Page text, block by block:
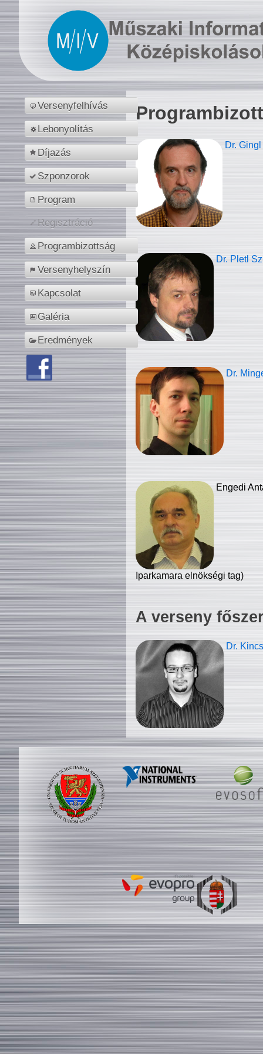
Versenyfelhívás
Lebonyolítás
Díjazás
Szponzorok
Program
Regisztráció
Programbizottság
Versenyhelyszín
Kapcsolat
Galéria
Eredmények
Dr.
Dr. Pletl
Dr.
Engedi
Iparkamara elnökségi tag)
A verseny
Dr.